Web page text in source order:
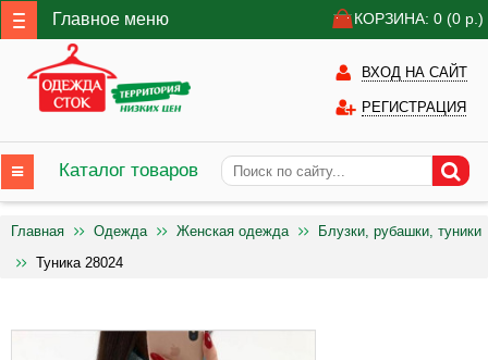
Главное меню КОРЗИНА: 0 (0 р.)
ВХОД НА САЙТ
РЕГИСТРАЦИЯ
Каталог товаров
Главная Одежда Женская одежда
Блузки, рубашки, туники
Туника 28024